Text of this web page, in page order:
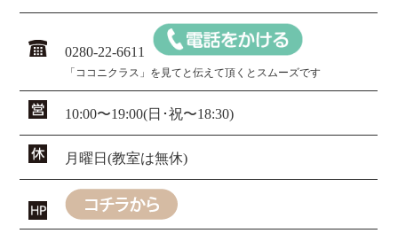
0280-22-6611
「ココニクラス」を見てと伝えて頂くとスムーズです
10:00〜19:00(日･祝〜18:30)
月曜日(教室は無休)